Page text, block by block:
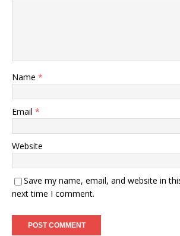
Name *
Email *
Website
Save my name, email, and website in
next time I comment.